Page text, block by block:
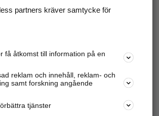
och platser.
adresser, företagsinfo mm.
Marknadsför företaget
partners kräver samtycke för
få åtkomst till information på en
reklam och innehåll, reklam- och
samt forskning angående
tjänster